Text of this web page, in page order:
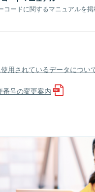
コードに関するマニュアルを掲
用されているデータについ
号の変更案内